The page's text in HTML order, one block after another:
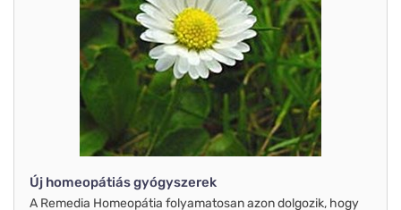
Új homeopátiás gyógyszerek
A Remedia Homeopátia folyamatosan azon dolgozik, hogy